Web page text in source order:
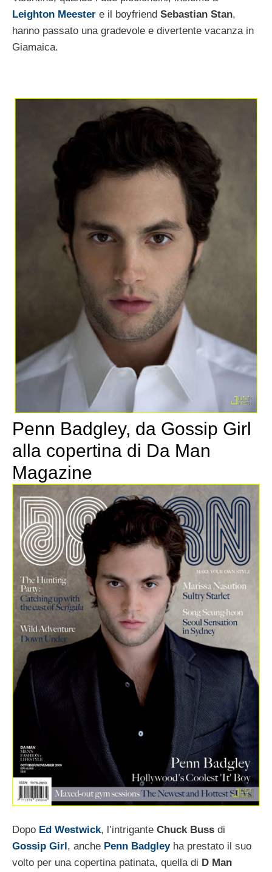
Leighton Meester e il boyfriend Sebastian Stan,
hanno passato una gradevole e divertente vacanza in
Giamaica.
Penn Badgley, da Gossip Girl
alla copertina di Da Man
Magazine
Dopo Ed Westwick, l’intrigante Chuck Buss di
Gossip Girl , anche Penn Badgley ha prestato il suo
volto per una copertina patinata, quella di D Man